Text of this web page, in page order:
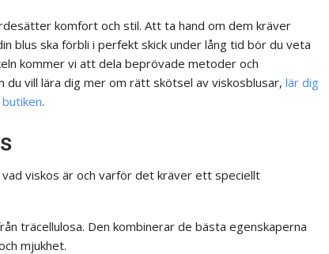
komfort och stil. Att ta hand om dem kräver
blus ska förbli i perfekt skick under lång tid bör du veta
kommer vi att dela beprövade metoder och
vill lära dig mer om rätt skötsel av viskosblusar, lär dig
.
viskos är och varför det kräver ett speciellt
träcellulosa. Den kombinerar de bästa egenskaperna
mjukhet.